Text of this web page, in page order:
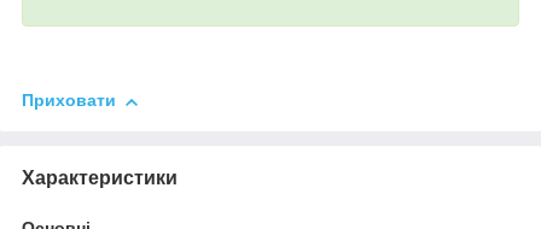
Приховати
Характеристики